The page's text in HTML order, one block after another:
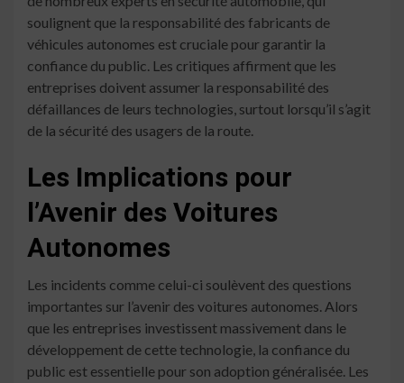
soulignent que la responsabilité des fabricants de
véhicules autonomes est cruciale pour garantir la
confiance du public. Les critiques affirment que les
entreprises doivent assumer la responsabilité des
défaillances de leurs technologies, surtout lorsqu’il s’agit
de la sécurité des usagers de la route.
Les Implications pour
l’Avenir des Voitures
Autonomes
Les incidents comme celui-ci soulèvent des questions
importantes sur l’avenir des voitures autonomes. Alors
que les entreprises investissent massivement dans le
développement de cette technologie, la confiance du
public est essentielle pour son adoption généralisée. Les